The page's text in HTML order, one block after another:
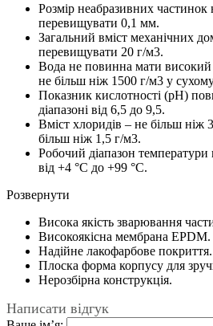
Розмір неабразивних
перевищувати 0,1 мм.
Загальний вміст механічних
перевищувати 20 г/м3.
Вода не повинна мати високий
не більш ніж 1500 г/м3 у
Показник кислотності (pH)
діапазоні від 6,5 до 9,5.
Вміст хлоридів – не більш ніж
більш ніж 1,5 г/м3.
Робочий діапазон температури
від +4 °С до +99 °C.
Розвернути
Висока якість зварювання
Високоякісна мембрана EPDM.
Надійне лакофарбове покриття.
Плоска форма корпусу для
Нерозбірна конструкція.
Написати відгук